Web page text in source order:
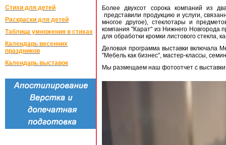
Стихи для детей
Раскраски для детей
Таблица умножения в стихах
Календарь весенних
праздников
Календарь выставок
Более двухсот сорока компаний из
представили продукцию и услуги,
многое другое), стеклотары и
компания "Карат" из Нижнего Новгорода
для обработки кромки листового стекла,
Деловая программа выставки включала
"Мебель как бизнес", мастер-классы,
Мы размещаем наш фотоотчет с